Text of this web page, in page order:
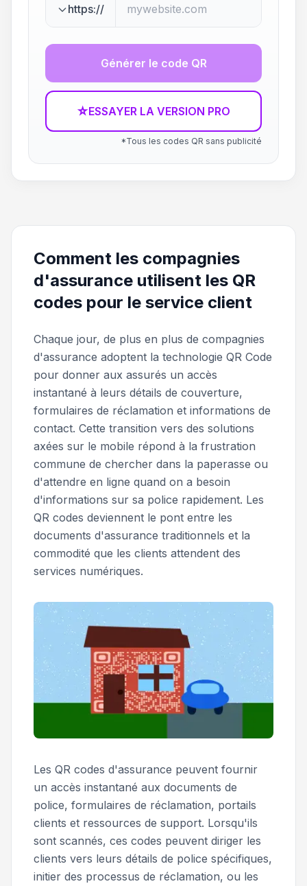
https://
Générer le code QR
☆ESSAYER LA VERSION PRO
*Tous les codes QR sans publicité
Comment les compagnies
d'assurance utilisent les QR
codes pour le service client
Chaque jour, de plus en plus de compagnies
d'assurance adoptent la technologie QR Code
pour donner aux assurés un accès
instantané à leurs détails de couverture,
formulaires de réclamation et informations de
contact. Cette transition vers des solutions
axées sur le mobile répond à la frustration
commune de chercher dans la paperasse ou
d'attendre en ligne quand on a besoin
d'informations sur sa police rapidement. Les
QR codes deviennent le pont entre les
documents d'assurance traditionnels et la
commodité que les clients attendent des
services numériques.
Les QR codes d'assurance peuvent fournir
un accès instantané aux documents de
police, formulaires de réclamation, portails
clients et ressources de support. Lorsqu'ils
sont scannés, ces codes peuvent diriger les
clients vers leurs détails de police spécifiques,
initier des processus de réclamation, ou les